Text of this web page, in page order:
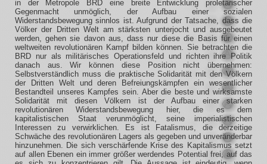
in der Metropole BRD eine breite Entwicklung proletarischer
Gegenmacht unmöglich, der Aufbau einer sozialen
Widerstandsbewegung sinnlos ist. Aufgrund der Tatsache, dass die
Völker der Dritten Welt am stärksten unterjocht und ausgebeutet
werden, gehen sie davon aus, dass nur diese die Basis für einen
weltweiten revolutionären Kampf bilden können. Sie betrachten die
BRD nur als militärisches Operationsfeld und richten ihre Politik
danach aus. Wir können diese Position nicht übernehmen:
Selbstverständlich muss die praktische Solidarität mit den Völkern
der Dritten Welt und deren Befreiungskämpfen ein wesentlicher
Bestandteil unseres Kampfes sein. Aber die beste und wirksamste
Solidarität mit diesen Völkern ist der Aufbau einer starken
revolutionären Widerstandsbewegung hier, die es dem
kapitalistischen Staat verunmöglicht, seine imperialistischen
Interessen zu verwirklichen. Es ist Fatalismus, die derzeitige
Schwäche des revolutionären Lagers als gegeben und unveränderbar
hinzunehmen. Die sich verschärfende Krise des Kapitalismus setzt
auf allen Ebenen ein immer größer werdendes Potential frei, auf das